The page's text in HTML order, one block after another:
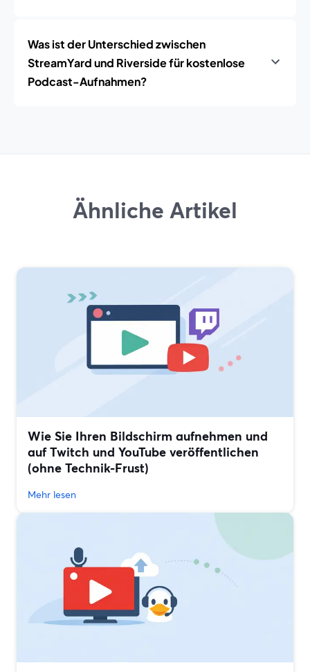
Was ist der Unterschied zwischen
StreamYard und Riverside für kostenlose
Podcast-Aufnahmen?
Ähnliche Artikel
Wie Sie Ihren Bildschirm aufnehmen und
auf Twitch und YouTube veröffentlichen
(ohne Technik-Frust)
Mehr lesen